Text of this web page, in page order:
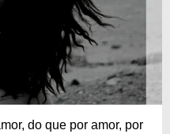
do que por amor, por